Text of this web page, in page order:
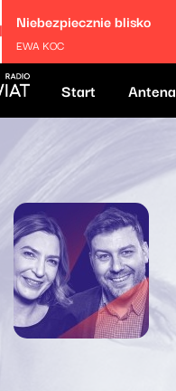
Niebezpiecznie blisko
EWA KOC
Start Antena